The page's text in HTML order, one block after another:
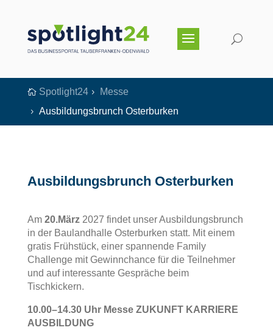
 Spotlight245 Messe
5 Ausbildungsbrunch Osterburken
Ausbildungsbrunch Osterburken
Am 20.März 2027 findet unser Ausbildungsbrunch
in der Baulandhalle Osterburken statt. Mit einem
gratis Frühstück, einer spannende Family
Challenge mit Gewinnchance für die Teilnehmer
und auf interessante Gespräche beim
Tischkickern.
10.00–14.30 Uhr Messe ZUKUNFT KARRIERE
AUSBILDUNG